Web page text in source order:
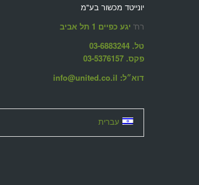
יונייטד מכשור בע"מ
רח' יגע כפיים 1 תל אביב
טל. 03-6883244
פקס. 03-5376157
דוא״ל: info@united.co.il
עברית